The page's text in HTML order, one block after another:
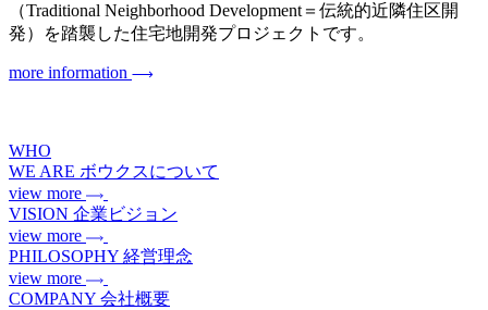
（Traditional Neighborhood Development＝伝統的近隣住区開
発）を踏襲した住宅地開発プロジェクトです。
more information
WHO
WE ARE ボウクスについて
view more
VISION 企業ビジョン
view more
PHILOSOPHY 経営理念
view more
COMPANY 会社概要